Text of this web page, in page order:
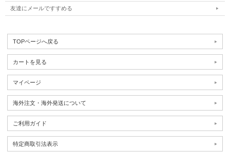
友達にメールですすめる
TOPページへ戻る
カートを見る
マイページ
海外注文・海外発送について
ご利用ガイド
特定商取引法表示